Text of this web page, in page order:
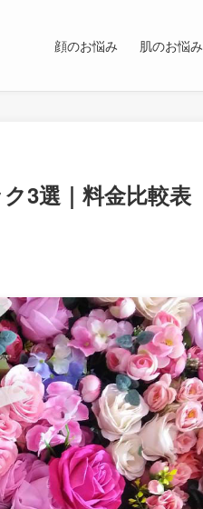
顔のお悩み 肌のお悩み
3選｜料金比較表